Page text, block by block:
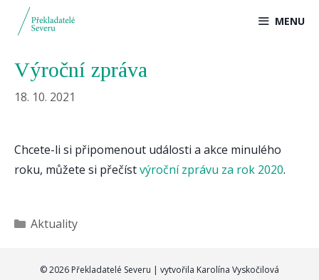
Přeskočit
MENU
Výroční zpráva
18. 10. 2021
Chcete-li si připomenout události a akce minulého
roku, můžete si přečístvýroční zprávu za rok 2020.
Rubriky
Aktuality
© 2026 Překladatelé Severu | vytvořila Karolína Vyskočilová